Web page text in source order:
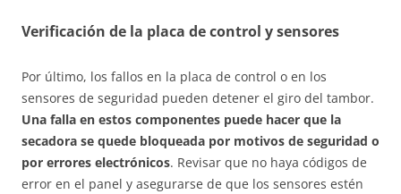
Verificación de la placa de control y sensores
Por último, los fallos en la placa de control o en los
sensores de seguridad pueden detener el giro del tambor.
Una falla en estos componentes puede hacer que la
secadora se quede bloqueada por motivos de seguridad o
por errores electrónicos. Revisar que no haya códigos de
error en el panel y asegurarse de que los sensores estén